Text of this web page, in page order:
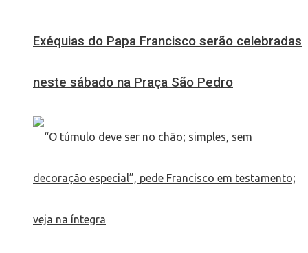
Exéquias do Papa Francisco serão celebradas
neste sábado na Praça São Pedro